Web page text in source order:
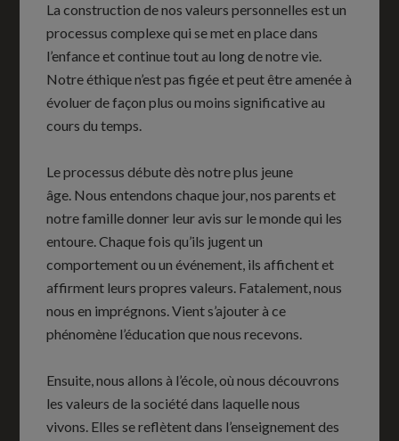
La construction de nos valeurs personnelles est un
processus complexe qui se met en place dans
l’enfance et continue tout au long de notre vie.
Notre éthique n’est pas figée et peut être amenée à
évoluer de façon plus ou moins significative au
cours du temps.
Le processus débute dès notre plus jeune
âge. Nous entendons chaque jour, nos parents et
notre famille donner leur avis sur le monde qui les
entoure. Chaque fois qu’ils jugent un
comportement ou un événement, ils affichent et
affirment leurs propres valeurs. Fatalement, nous
nous en imprégnons. Vient s’ajouter à ce
phénomène l’éducation que nous recevons.
Ensuite, nous allons à l’école, où nous découvrons
les valeurs de la société dans laquelle nous
vivons. Elles se reflètent dans l’enseignement des